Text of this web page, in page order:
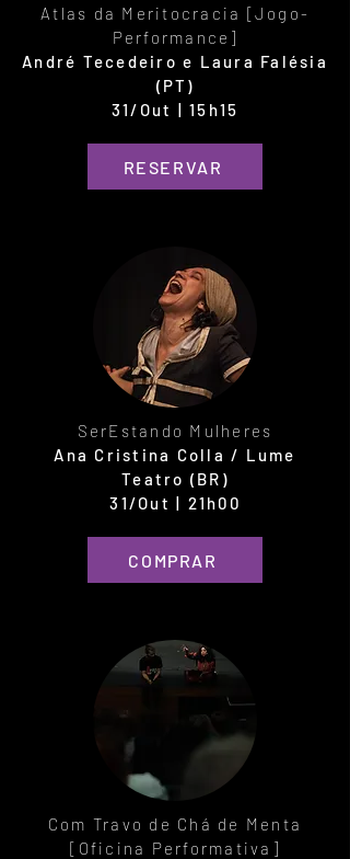
Atlas da Meritocracia [Jogo-
Performance]
André Tecedeiro e Laura Falésia
(PT)
31/Out | 15h15
RESERVAR
SerEstando Mulheres
Ana Cristina Colla / Lume
Teatro (BR)
31/Out | 21h00
COMPRAR
Com Travo de Chá de Menta
[Oficina Performativa]